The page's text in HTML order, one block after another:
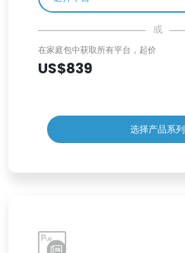
或
在家庭包中获取所有平台，起价
US$839
选择产品系列